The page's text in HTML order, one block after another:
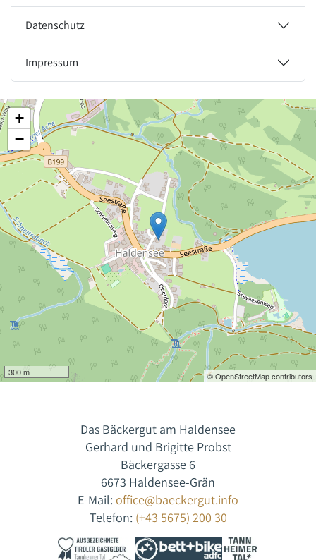
Datenschutz
Impressum
+
−
300 m © OpenStreetMap contributors
Das Bäckergut am Haldensee
Gerhard und Brigitte Probst
Bäckergasse 6
6673 Haldensee-Grän
E-Mail: office@baeckergut.info
Telefon: (+43 5675) 200 30